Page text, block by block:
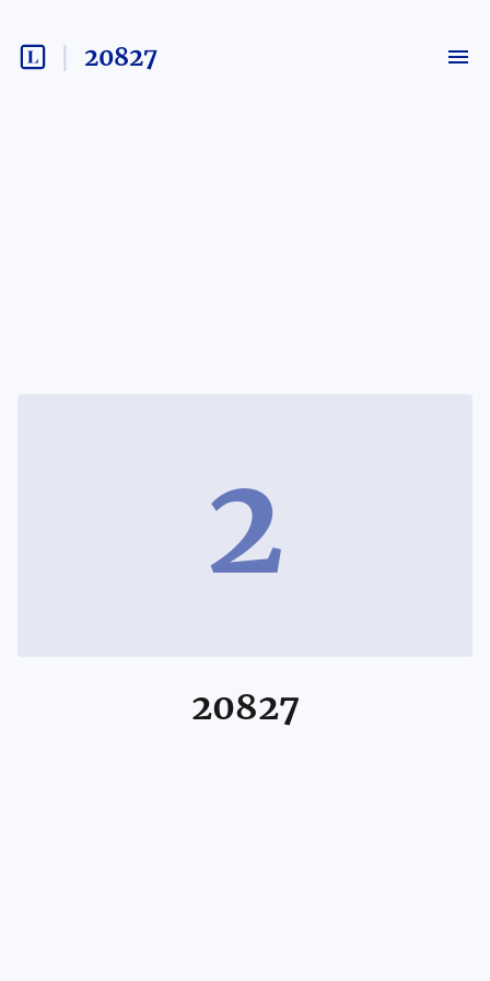
20827
2
20827